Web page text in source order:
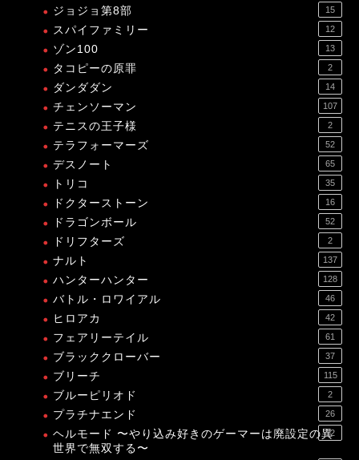
ジョジョ第8部 15
スパイファミリー 12
ゾン100 13
タコピーの原罪 2
ダンダダン 14
チェンソーマン 107
テニスの王子様 2
テラフォーマーズ 52
デスノート 65
トリコ 35
ドクターストーン 16
ドラゴンボール 52
ドリフターズ 2
ナルト 137
ハンターハンター 128
バトル・ロワイアル 46
ヒロアカ 42
フェアリーテイル 61
ブラッククローバー 37
ブリーチ 115
ブルーピリオド 2
プラチナエンド 26
ヘルモード 〜やり込み好きのゲーマーは廃設定の異
世界で無双する〜
12